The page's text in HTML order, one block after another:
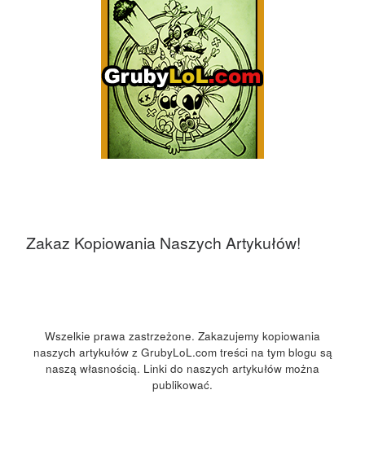
Zakaz Kopiowania Naszych Artykułów!
Wszelkie prawa zastrzeżone. Zakazujemy kopiowania
naszych artykułów z GrubyLoL.com treści na tym blogu są
naszą własnością. Linki do naszych artykułów można
publikować.